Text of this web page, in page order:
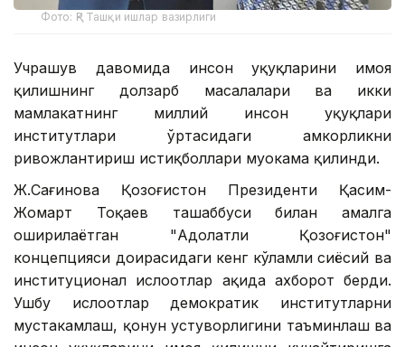
Фото: ҚР Ташқи ишлар вазирлиги
Учрашув давомида инсон ҳуқуқларини ҳимоя
қилишнинг долзарб масалалари ва икки
мамлакатнинг миллий инсон ҳуқуқлари
институтлари ўртасидаги ҳамкорликни
ривожлантириш истиқболлари муҳокама қилинди.
Ж.Сағинова Қозоғистон Президенти Қасим-
Жомарт Тоқаев ташаббуси билан амалга
оширилаётган "Адолатли Қозоғистон"
концепцияси доирасидаги кенг кўламли сиёсий ва
институционал ислоҳотлар ҳақида ахборот берди.
Ушбу ислоҳотлар демократик институтларни
мустаҳкамлаш, қонун устуворлигини таъминлаш ва